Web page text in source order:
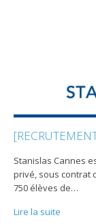
Stanislas Cannes
privé, sous contrat
750 élèves de…
Lire la suite